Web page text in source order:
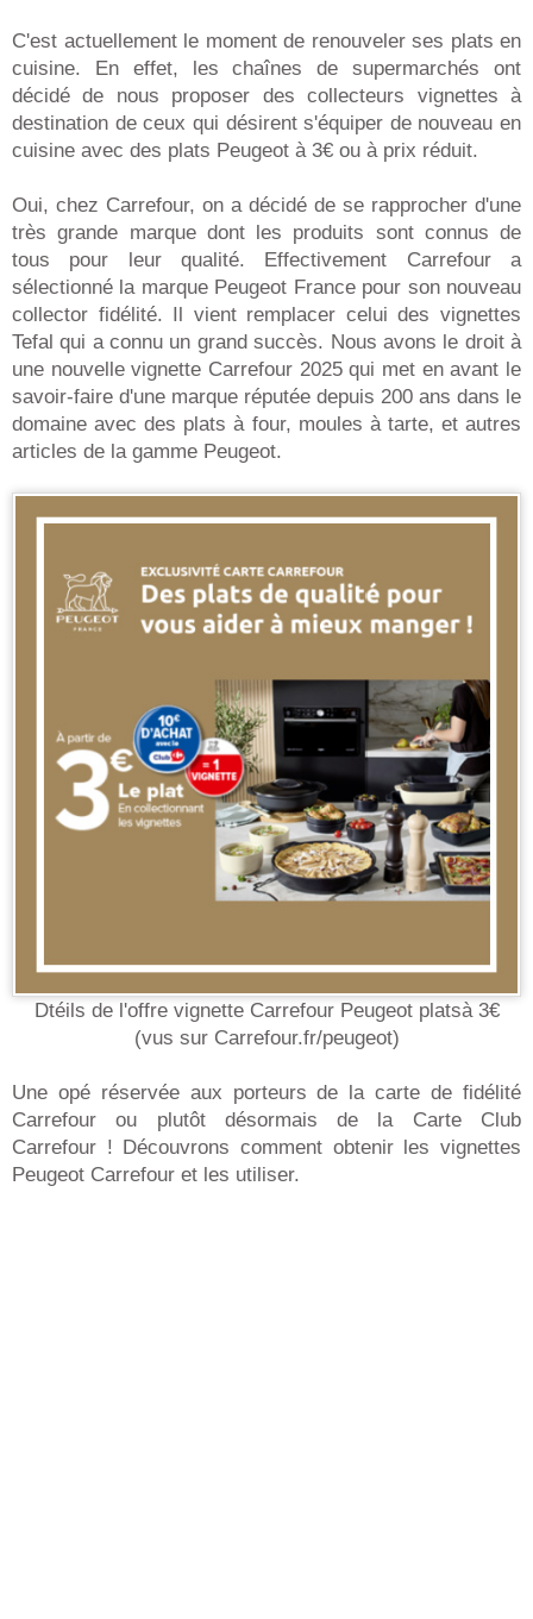
C'est actuellement le moment de renouveler ses plats en
cuisine. En effet, les chaînes de supermarchés ont
décidé de nous proposer des collecteurs vignettes à
destination de ceux qui désirent s'équiper de nouveau en
cuisine avec des plats Peugeot à 3€ ou à prix réduit.
Oui, chez Carrefour, on a décidé de se rapprocher d'une
très grande marque dont les produits sont connus de
tous pour leur qualité. Effectivement Carrefour a
sélectionné la marque Peugeot France pour son nouveau
collector fidélité. Il vient remplacer celui des vignettes
Tefal qui a connu un grand succès. Nous avons le droit à
une nouvelle vignette Carrefour 2025 qui met en avant le
savoir-faire d'une marque réputée depuis 200 ans dans le
domaine avec des plats à four, moules à tarte, et autres
articles de la gamme Peugeot.
Dtéils de l'offre vignette Carrefour Peugeot platsà 3€
(vus sur Carrefour.fr/peugeot)
Une opé réservée aux porteurs de la carte de fidélité
Carrefour ou plutôt désormais de la Carte Club
Carrefour ! Découvrons comment obtenir les vignettes
Peugeot Carrefour et les utiliser.